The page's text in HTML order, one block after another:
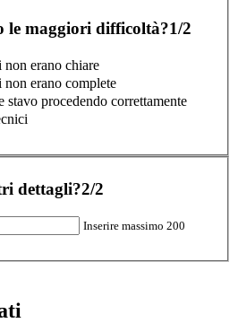
le maggiori difficoltà?1/2
erano chiare
erano complete
stavo procedendo correttamente
dettagli?2/2
Inserire massimo 200